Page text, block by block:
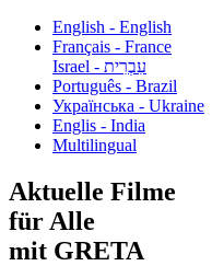
English - English
Français - France
עִבְרִית - Israel
Português - Brazil
Українська - Ukraine
Englis - India
Multilingual
Aktuelle Filme
für Alle
mit GRETA